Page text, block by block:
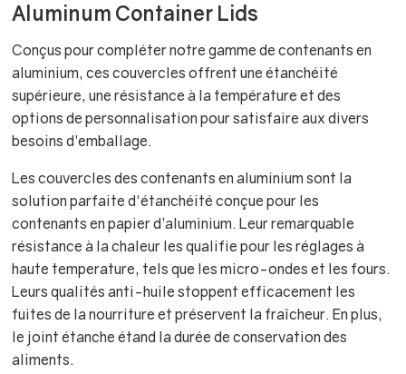
Aluminum Container Lids
Conçus pour compléter notre gamme de contenants en
aluminium, ces couvercles offrent une étanchéité
supérieure, une résistance à la température et des
options de personnalisation pour satisfaire aux divers
besoins d’emballage.
Les couvercles des contenants en aluminium sont la
solution parfaite d'étanchéité conçue pour les
contenants en papier d’aluminium. Leur remarquable
résistance à la chaleur les qualifie pour les réglages à
haute temperature, tels que les micro-ondes et les fours.
Leurs qualités anti-huile stoppent efficacement les
fuites de la nourriture et préservent la fraîcheur. En plus,
le joint étanche étand la durée de conservation des
aliments.